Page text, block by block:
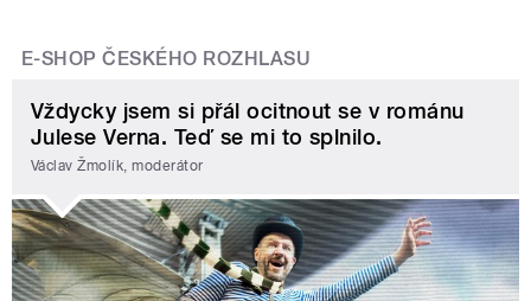
E-SHOP ČESKÉHO ROZHLASU
Vždycky jsem si přál ocitnout se v románu
Julese Verna. Teď se mi to splnilo.
Václav Žmolík, moderátor